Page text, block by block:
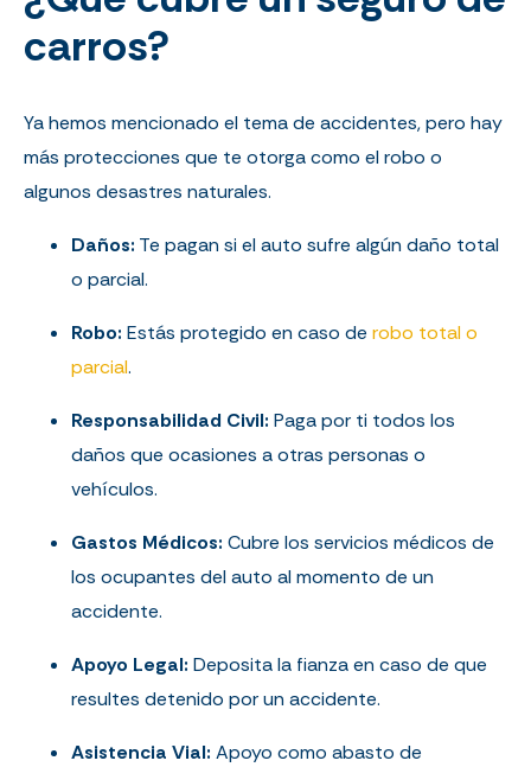
carros?
Ya hemos mencionado el tema de accidentes, pero hay
más protecciones que te otorga como el robo o
algunos desastres naturales.
Daños: Te pagan si el auto sufre algún daño total
o parcial.
Robo: Estás protegido en caso de robo total o
parcial.
Responsabilidad Civil: Paga por ti todos los
daños que ocasiones a otras personas o
vehículos.
Gastos Médicos: Cubre los servicios médicos de
los ocupantes del auto al momento de un
accidente.
Apoyo Legal: Deposita la fianza en caso de que
resultes detenido por un accidente.
Asistencia Vial: Apoyo como abasto de